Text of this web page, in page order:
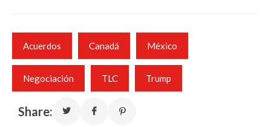
Acuerdos Canadá México
Negociación TLC Trump
Share: